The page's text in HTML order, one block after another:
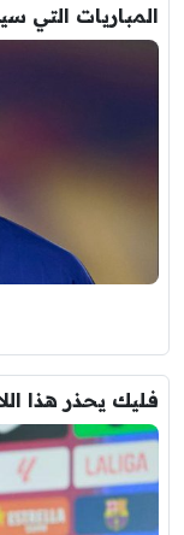
المباريات التي
فليك يحذر هذا